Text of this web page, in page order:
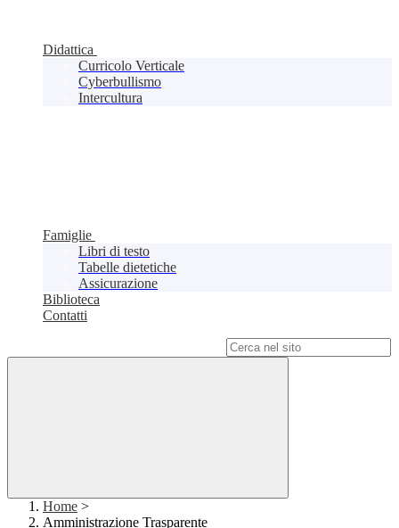
Didattica
Curricolo Verticale
Cyberbullismo
Intercultura
Famiglie
Libri di testo
Tabelle dietetiche
Assicurazione
Biblioteca
Contatti
Home >
Amministrazione Trasparente